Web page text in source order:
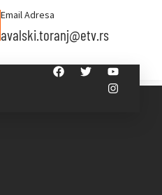
Email Adresa
avalski.toranj@etv.rs